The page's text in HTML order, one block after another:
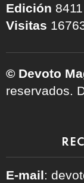
Edición 8411
Visitas
© Devoto
reservados.
E-mail: